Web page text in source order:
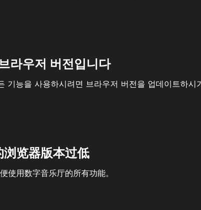
라우저 버전입니다
기능을 사용하시려면 브라우저 버전을 업데이트하시
览器版本过低
使用数字音乐厅的所有功能。